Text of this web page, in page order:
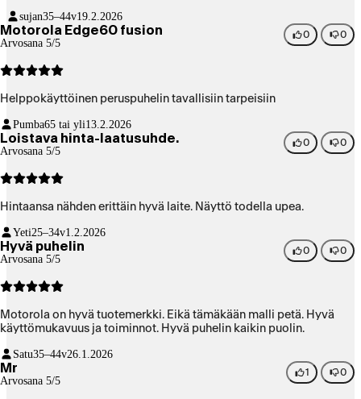
sujan35–44v19.2.2026
Motorola Edge60 fusion
Arvosana 5/5
0 0
Helppokäyttöinen peruspuhelin tavallisiin tarpeisiin
Pumba65 tai yli13.2.2026
Loistava hinta-laatusuhde.
Arvosana 5/5
0 0
Hintaansa nähden erittäin hyvä laite. Näyttö todella upea.
Yeti25–34v1.2.2026
Hyvä puhelin
Arvosana 5/5
0 0
Motorola on hyvä tuotemerkki. Eikä tämäkään malli petä. Hyvä
käyttömukavuus ja toiminnot. Hyvä puhelin kaikin puolin.
Satu35–44v26.1.2026
Mr
Arvosana 5/5
1 0